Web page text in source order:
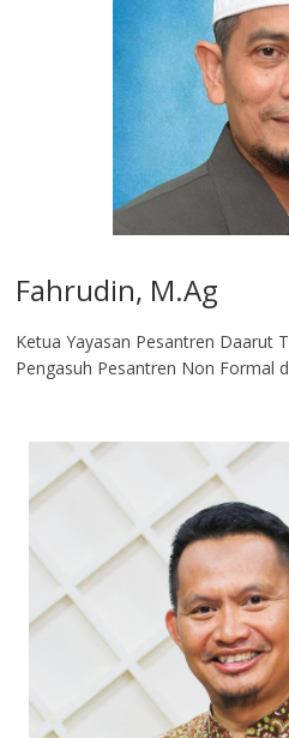
Fahrudin, M.Ag​
Ketua Yayasan Pesantren Daarut
Pengasuh Pesantren Non Formal